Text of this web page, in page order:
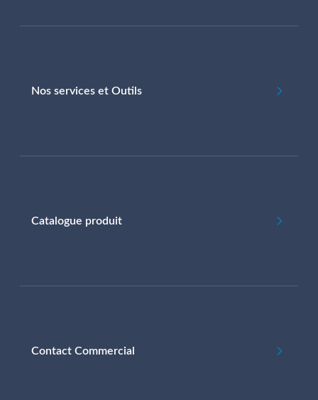
Nos services et Outils
Catalogue produit
Contact Commercial